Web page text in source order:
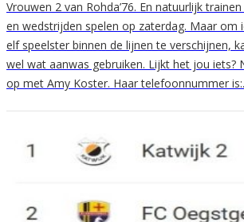
Vrouwen 2 van Rohda’76. En natuurlijk
en wedstrijden spelen op zaterdag. Maar om
elf speelster binnen de lijnen te verschijnen,
wel wat aanwas gebruiken. Lijkt het jou iets?
op met Amy Koster. Haar telefoonnummer